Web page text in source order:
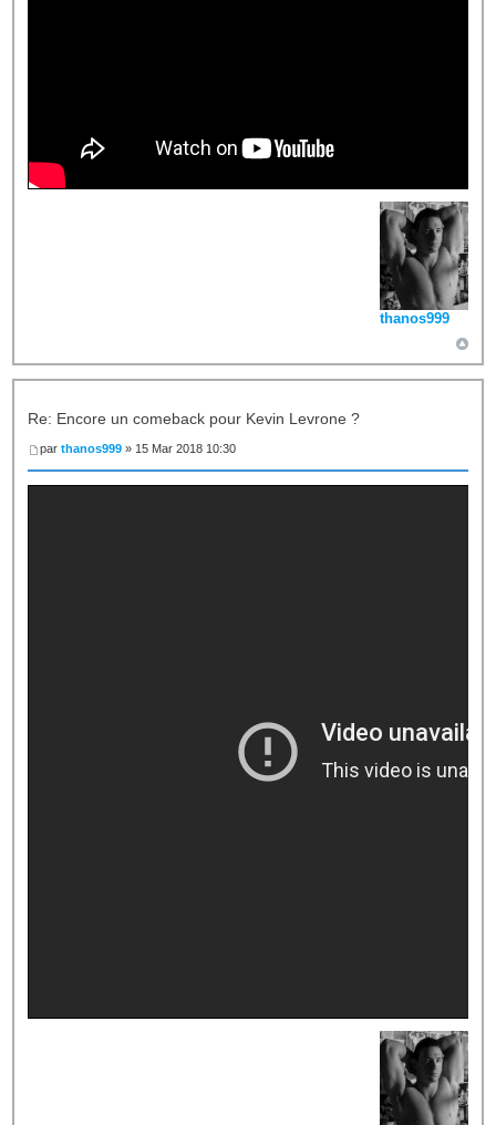
thanos999
Re: Encore un comeback pour Kevin Levrone ?
parthanos999 » 15 Mar 2018 10:30